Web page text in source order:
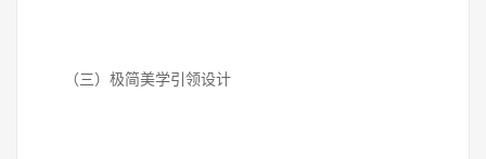
（三）极简美学引领设计